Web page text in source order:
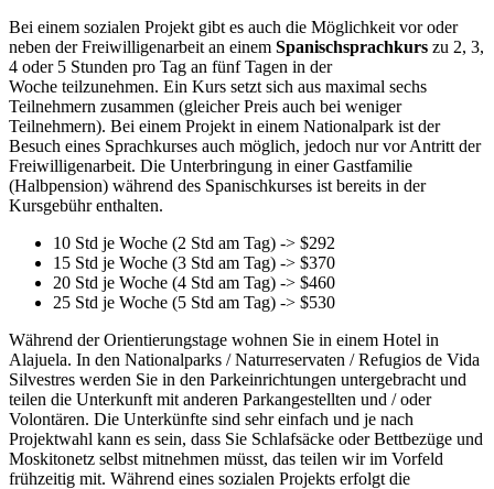
Bei einem sozialen Projekt gibt es auch die Möglichkeit vor oder
neben der Freiwilligenarbeit an einem Spanischsprachkurs zu 2, 3,
4 oder 5 Stunden pro Tag an fünf Tagen in der
Woche teilzunehmen. Ein Kurs setzt sich aus maximal sechs
Teilnehmern zusammen (gleicher Preis auch bei weniger
Teilnehmern). Bei einem Projekt in einem Nationalpark ist der
Besuch eines Sprachkurses auch möglich, jedoch nur vor Antritt der
Freiwilligenarbeit. Die Unterbringung in einer Gastfamilie
(Halbpension) während des Spanischkurses ist bereits in der
Kursgebühr enthalten.
10 Std je Woche (2 Std am Tag) -> $292
15 Std je Woche (3 Std am Tag) -> $370
20 Std je Woche (4 Std am Tag) -> $460
25 Std je Woche (5 Std am Tag) -> $530
Während der Orientierungstage wohnen Sie in einem Hotel in
Alajuela. In den Nationalparks / Naturreservaten / Refugios de Vida
Silvestres werden Sie in den Parkeinrichtungen untergebracht und
teilen die Unterkunft mit anderen Parkangestellten und / oder
Volontären. Die Unterkünfte sind sehr einfach und je nach
Projektwahl kann es sein, dass Sie Schlafsäcke oder Bettbezüge und
Moskitonetz selbst mitnehmen müsst, das teilen wir im Vorfeld
frühzeitig mit. Während eines sozialen Projekts erfolgt die